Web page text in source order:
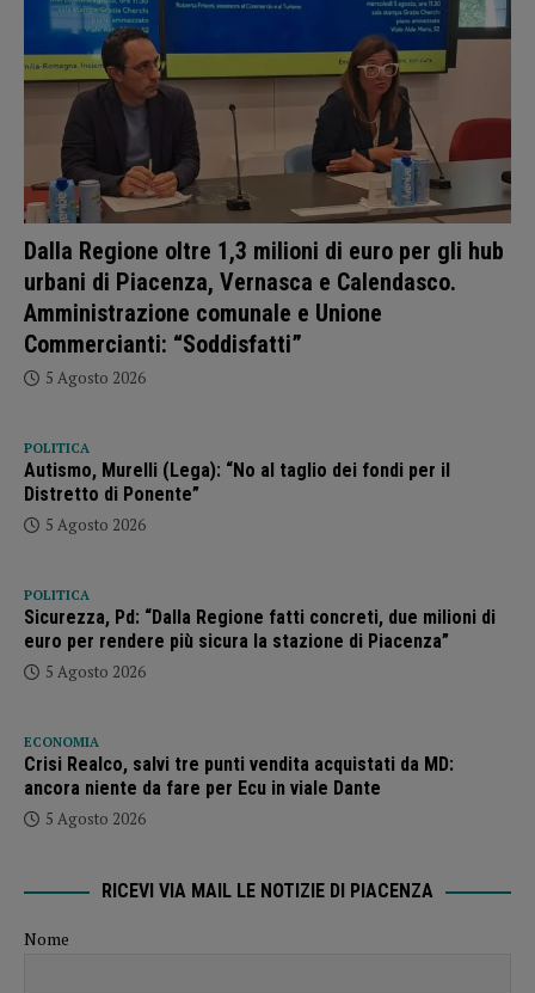
Dalla Regione oltre 1,3 milioni di euro per gli hub
urbani di Piacenza, Vernasca e Calendasco.
Amministrazione comunale e Unione
Commercianti: “Soddisfatti”
5 Agosto 2026
POLITICA
Autismo, Murelli (Lega): “No al taglio dei fondi per il
Distretto di Ponente”
5 Agosto 2026
POLITICA
Sicurezza, Pd: “Dalla Regione fatti concreti, due milioni di
euro per rendere più sicura la stazione di Piacenza”
5 Agosto 2026
ECONOMIA
Crisi Realco, salvi tre punti vendita acquistati da MD:
ancora niente da fare per Ecu in viale Dante
5 Agosto 2026
RICEVI VIA MAIL LE NOTIZIE DI PIACENZA
Nome